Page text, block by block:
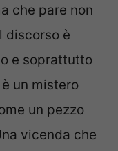
che pare non
discorso è
e soprattutto
è un mistero
un pezzo
vicenda che